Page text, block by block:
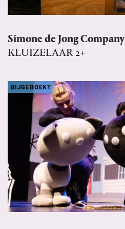
Simone de Jong Company
KLUIZELAAR 2+
BIJGEBOEKT